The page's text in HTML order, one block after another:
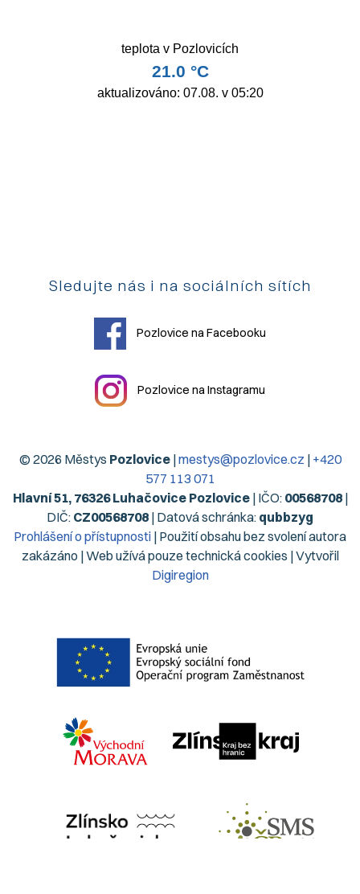
Sledujte nás i na sociálních sítích
Pozlovice na Facebooku
Pozlovice na Instagramu
© 2026 Městys Pozlovice|mestys@pozlovice.cz | +420
577 113 071
Hlavní 51, 76326 Luhačovice Pozlovice| IČO: 00568708|
DIČ: CZ00568708 | Datová schránka: qubbzyg
Prohlášení o přístupnosti | Použití obsahu bez svolení autora
zakázáno | Web užívá pouze technická cookies | Vytvořil
Digiregion